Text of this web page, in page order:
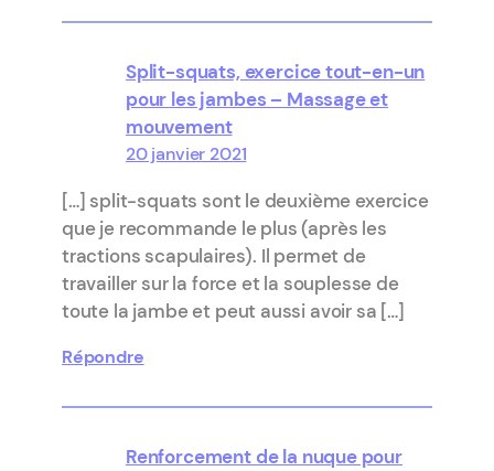
Split-squats, exercice tout-en-un
pour les jambes – Massage et
mouvement
20 janvier 2021
[…] split-squats sont le deuxième exercice
que je recommande le plus (après les
tractions scapulaires). Il permet de
travailler sur la force et la souplesse de
toute la jambe et peut aussi avoir sa […]
Répondre
Renforcement de la nuque pour